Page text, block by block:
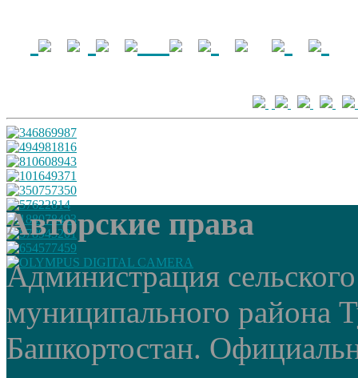
Авторские права
Администрация
муниципального района
Башкортостан.